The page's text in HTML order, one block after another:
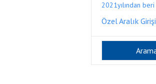
2021yılından beri
Özel Aralık Girişi